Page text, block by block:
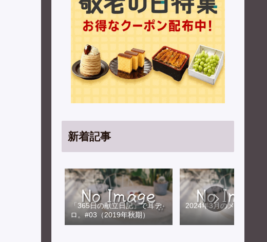
新着記事
「365日の献立日記」で耳テ
ロ。#03（2019年秋期）
2024年3月のメンテナン